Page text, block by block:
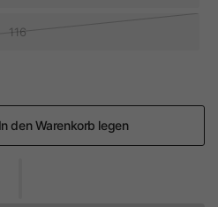
116
In den Warenkorb legen